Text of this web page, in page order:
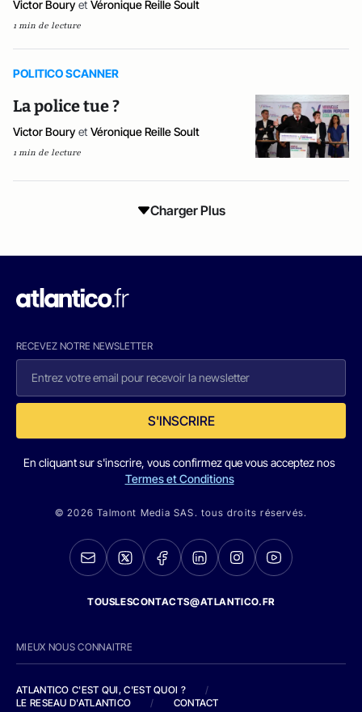
Victor Boury et Véronique Reille Soult
1 min de lecture
POLITICO SCANNER
La police tue ?
Victor Boury et Véronique Reille Soult
1 min de lecture
Charger Plus
RECEVEZ NOTRE NEWSLETTER
S'INSCRIRE
En cliquant sur s'inscrire, vous confirmez que vous acceptez nos
Termes et Conditions
© 2026 Talmont Media SAS. tous droits réservés.
TOUSLESCONTACTS@ATLANTICO.FR
MIEUX NOUS CONNAITRE
ATLANTICO C'EST QUI, C'EST QUOI ?
/
LE RESEAU D'ATLANTICO
/ CONTACT